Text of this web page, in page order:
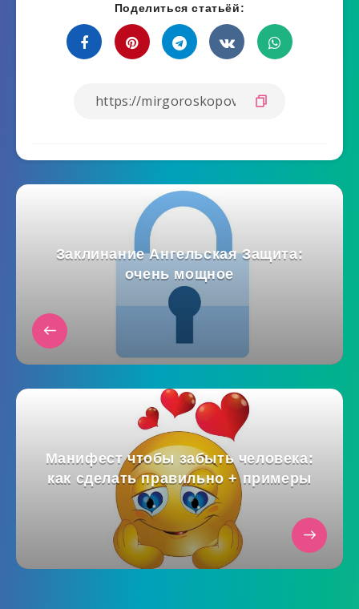
Поделиться статьёй:
Заклинание Ангельская Защита:
очень мощное
Манифест чтобы забыть человека:
как сделать правильно + примеры